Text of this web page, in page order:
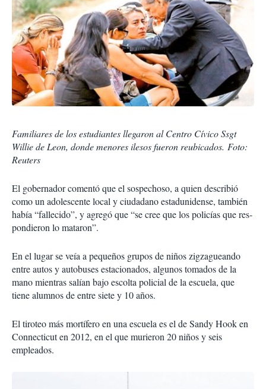
Familiares de los estudiantes llegaron al Centro Cívico Ssgt
Willie de Leon, donde menores ilesos fueron reubicados. Foto:
Reuters
El gobernador comentó que el sospechoso, a quien describió
como un adoles­cente local y ciudadano es­tadunidense, también
había “fallecido”, y agregó que “se cree que los policías que res­
pondieron lo mataron”.
En el lugar se veía a pe­queños grupos de niños zigzagueando
entre autos y autobuses estacionados, al­gunos tomados de la
mano mientras salían bajo escol­ta policial de la escuela, que
tiene alumnos de entre siete y 10 años.
El tiroteo más mortífe­ro en una escuela es el de Sandy Hook en
Connecticut en 2012, en el que murieron 20 niños y seis
empleados.